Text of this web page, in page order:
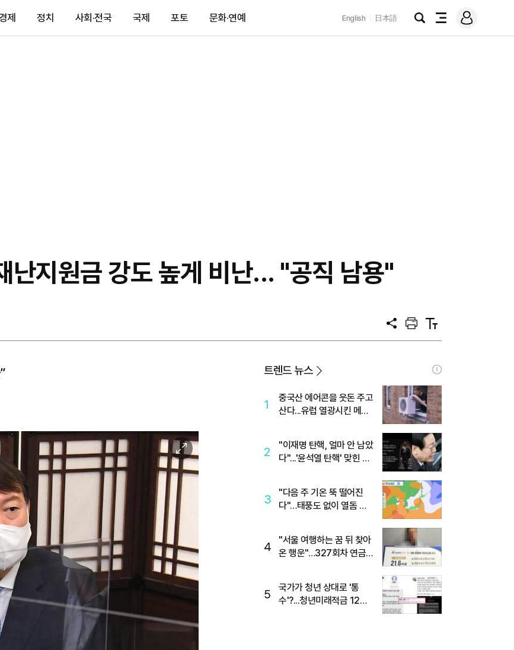
제 정치 사회·전국 국제 포토 문화·연예 English 日本語
검
전
메
그
난지원금 강도 높게 비난... "공직 남용"
공
프
트
텍
트
이
미
지
확
대
트렌드 뉴스
1
중국산 에어콘을 웃돈 주고
산다...유럽 열광시킨 메이
2
"이재명 탄핵, 얼마 안 남았
다"...'윤석열 탄핵' 맞힌 무
3
"다음 주 기온 뚝 떨어진
다"…태풍도 없이 열돔 박
4
"서울 여행하는 꿈 뒤 찾아
온 행운"…327회차 연금
5
국가가 청년 상대로 '통
수'?...청년미래적금 12%